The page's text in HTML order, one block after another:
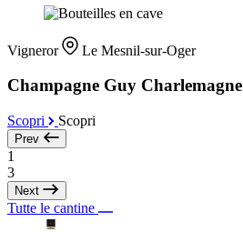
Vigneror Le Mesnil-sur-Oger
Champagne Guy Charlemagne
Scopri Scopri
Prev
1
3
Next
Tutte le cantine